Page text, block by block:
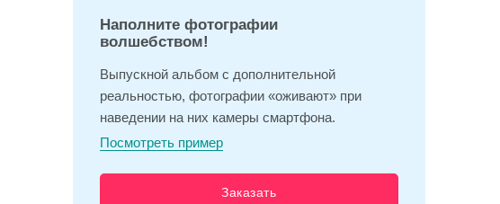
Наполните фотографии
волшебством!
Выпускной альбом с дополнительной
реальностью, фотографии «оживают» при
наведении на них камеры смартфона.
Посмотреть пример
Заказать